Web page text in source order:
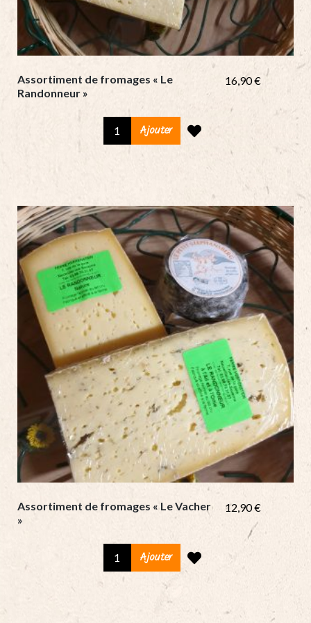
Assortiment de fromages « Le
Randonneur »
16,90€
Assortiment
fromages
Randonneur
»
quantity
Ajouter
Assortiment de fromages « Le Vacher
»
12,90€
Assortiment
fromages
Ajouter